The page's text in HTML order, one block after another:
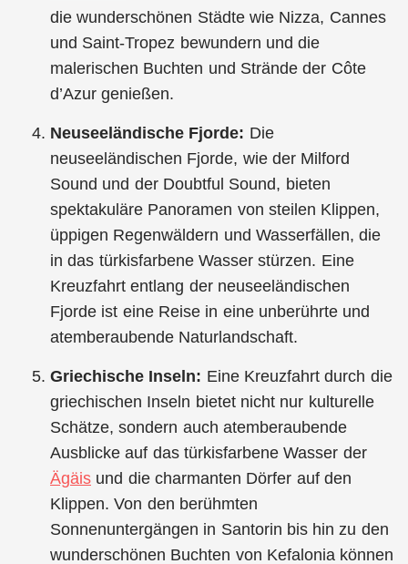
die wunderschönen Städte wie Nizza, Cannes
und Saint-Tropez bewundern und die
malerischen Buchten und Strände der Côte
d’Azur genießen.
Neuseeländische Fjorde: Die
neuseeländischen Fjorde, wie der Milford
Sound und der Doubtful Sound, bieten
spektakuläre Panoramen von steilen Klippen,
üppigen Regenwäldern und Wasserfällen, die
in das türkisfarbene Wasser stürzen. Eine
Kreuzfahrt entlang der neuseeländischen
Fjorde ist eine Reise in eine unberührte und
atemberaubende Naturlandschaft.
Griechische Inseln: Eine Kreuzfahrt durch die
griechischen Inseln bietet nicht nur kulturelle
Schätze, sondern auch atemberaubende
Ausblicke auf das türkisfarbene Wasser der
Ägäis und die charmanten Dörfer auf den
Klippen. Von den berühmten
Sonnenuntergängen in Santorin bis hin zu den
wunderschönen Buchten von Kefalonia können